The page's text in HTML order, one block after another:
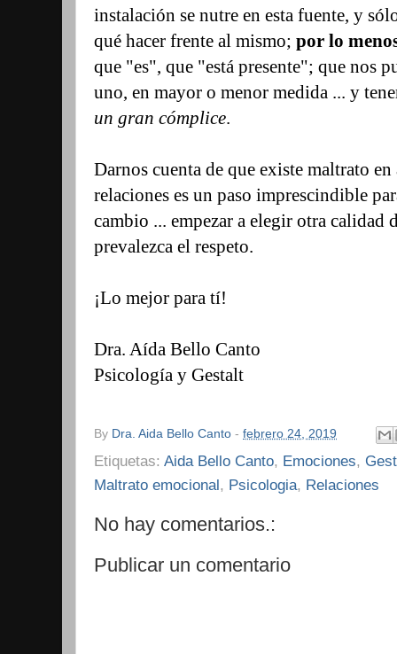
instalación se nutre en esta fuente, y
qué hacer frente al mismo; por lo
que "es", que "está presente"; que nos
uno, en mayor o menor medida ... y
un gran cómplice.
Darnos cuenta de que existe maltrato en
relaciones es un paso imprescindible
cambio ... empezar a elegir otra calidad
prevalezca el respeto.
¡Lo mejor para tí!
Dra. Aída Bello Canto
Psicología y Gestalt
By Dra. Aida Bello Canto - febrero 24, 2019
Etiquetas: Aida Bello Canto, Emociones,
Maltrato emocional, Psicologia, Relaciones
No hay comentarios.:
Publicar un comentario